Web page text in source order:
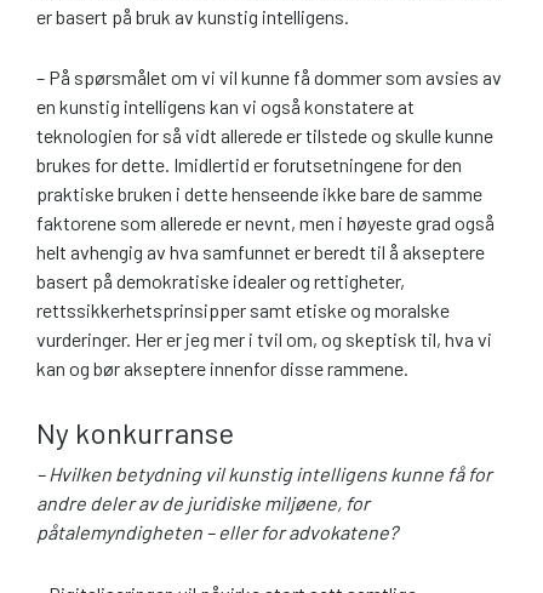
er basert på bruk av kunstig intelligens.
– På spørsmålet om vi vil kunne få dommer som avsies av
en kunstig intelligens kan vi også konstatere at
teknologien for så vidt allerede er tilstede og skulle kunne
brukes for dette. Imidlertid er forutsetningene for den
praktiske bruken i dette henseende ikke bare de samme
faktorene som allerede er nevnt, men i høyeste grad også
helt avhengig av hva samfunnet er beredt til å akseptere
basert på demokratiske idealer og rettigheter,
rettssikkerhetsprinsipper samt etiske og moralske
vurderinger. Her er jeg mer i tvil om, og skeptisk til, hva vi
kan og bør akseptere innenfor disse rammene.
Ny konkurranse
– Hvilken betydning vil kunstig intelligens kunne få for
andre deler av de juridiske miljøene, for
påtalemyndigheten – eller for advokatene?